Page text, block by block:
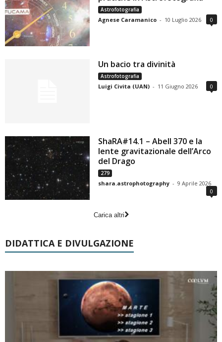
Astrofotografia
Agnese Caramanico - 10 Luglio 2026 0
Un bacio tra divinità
Astrofotografia
Luigi Civita (UAN) - 11 Giugno 2026 0
ShaRA#14.1 – Abell 370 e la
lente gravitazionale dell’Arco
del Drago
279
shara.astrophotography - 9 Aprile 2026
0
Carica altri
DIDATTICA E DIVULGAZIONE